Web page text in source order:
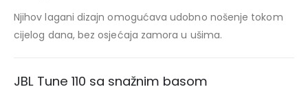
Njihov lagani dizajn omogućava udobno nošenje tokom
cijelog dana, bez osjećaja zamora u ušima.
JBL Tune 110 sa snažnim basom